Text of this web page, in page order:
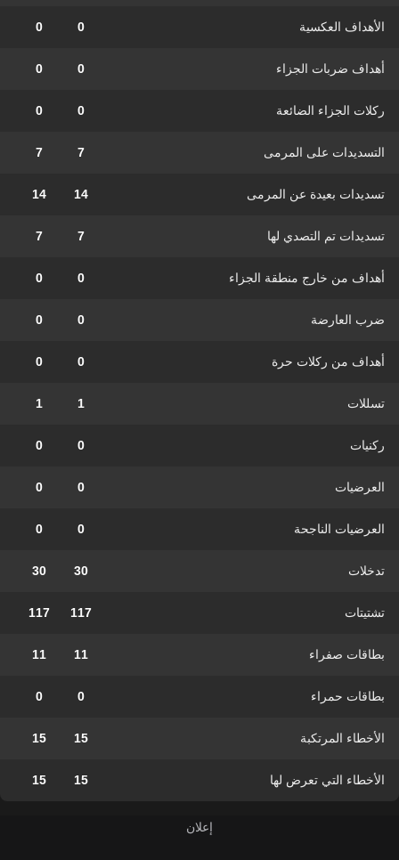
الأهداف العكسية 0
0
أهداف ضربات الجزاء 0
0
ركلات الجزاء الضائعة 0
0
التسديدات على المرمى 7
7
تسديدات بعيدة عن المرمى 14
14
تسديدات تم التصدي لها 7
7
أهداف من خارج منطقة الجزاء 0
0
ضرب العارضة 0
0
أهداف من ركلات حرة 0
0
تسللات 1
1
ركنيات 0
0
العرضيات 0
0
العرضيات الناجحة 0
0
تدخلات 30
30
تشتيتات 117
117
بطاقات صفراء 11
11
بطاقات حمراء 0
0
الأخطاء المرتكبة 15
15
الأخطاء التي تعرض لها 15
15